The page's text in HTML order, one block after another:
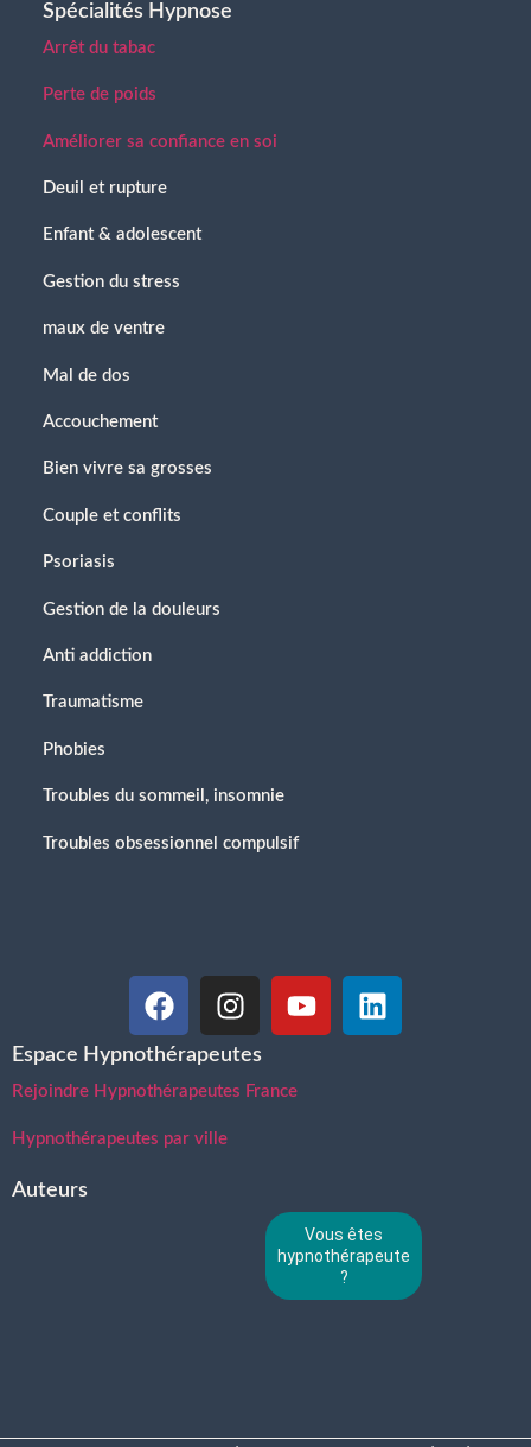
Spécialités Hypnose
Arrêt du tabac
Perte de poids
Améliorer sa confiance en soi
Deuil et rupture
Enfant & adolescent
Gestion du stress
maux de ventre
Mal de dos
Accouchement
Bien vivre sa grosses
Couple et conflits
Psoriasis
Gestion de la douleurs
Anti addiction
Traumatisme
Phobies
Troubles du sommeil, insomnie
Troubles obsessionnel compulsif
Espace Hypnothérapeutes
Rejoindre Hypnothérapeutes France
Hypnothérapeutes par ville
Auteurs
Vous êtes
hypnothérapeute
?